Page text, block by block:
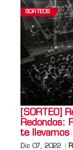
SORTEOS
[SORTEO]
Redondos:
te llevamos
Dic 07, 2022